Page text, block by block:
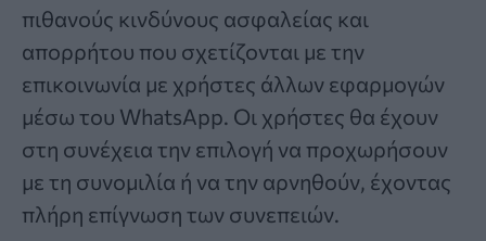
πιθανούς κινδύνους ασφαλείας και
απορρήτου που σχετίζονται με την
επικοινωνία με χρήστες άλλων εφαρμογών
μέσω του WhatsApp. Οι χρήστες θα έχουν
στη συνέχεια την επιλογή να προχωρήσουν
με τη συνομιλία ή να την αρνηθούν, έχοντας
πλήρη επίγνωση των συνεπειών.